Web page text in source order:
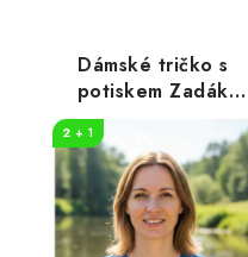
Dámské tričko s
potiskem Zadák
2 + 1